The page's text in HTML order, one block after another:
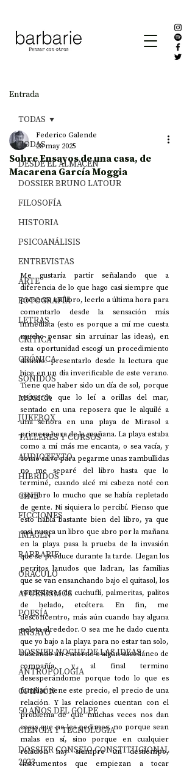
Entrada
TODAS
DESDE EL ALMACÉN
DOSSIER BRUNO LATOUR
FILOSOFÍA
HISTORIA
PSICOANÁLISIS
ENTREVISTAS
ARTE
FOTOGRAFÍA
LETRAS
CRÍTICA
CRÓNICA
SONIDOS
MÚSICA
JUKEBOX
TALLERES Y CURSOS
AUDIOTEXTO
HÍBRIDOS
CINE
FICCIONES
IMAGEN
BARBARIE
ORÁCULO
AFUERISMOS
POESÍA
ENSAYO
DOSSIER NOCHE DE LAS IDEAS
ANTROPOLOGÍA
OPINIÓN
50 AÑOS DEL GOLPE
CIENCIA Y TECNOLOGÍA
DOSSIER CONSEJO CONSTITUCIONAL
2023
TODAS
Sobre Ensayos de una casa, de
Macarena García Moggia
Federico Galende
28 may 2025
Me gustaría partir señalando que a
diferencia de lo que hago casi siempre que
presento un libro, leerlo a última hora para
comentarlo desde la sensación más
inmediata (esto es porque a mí me cuesta
mucho pensar sin arruinar las ideas), en
esta oportunidad escogí un procedimiento
distinto: presentarlo desde la lectura que
hice en un día inverificable de este verano.
Tiene que haber sido un día de sol, porque
recuerdo que lo leí a orillas del mar,
sentado en una reposera que le alquilé a
una señora en una playa de Mirasol a
primera hora de la mañana. La playa estaba
como a mí más me encanta, o sea vacía, y
como salvo para pegarme unas zambullidas
no me separé del libro hasta que lo
terminé, cuando alcé mi cabeza noté con
asombro lo mucho que se había repletado
de gente. Ni siquiera lo percibí. Pienso que
esto habla bastante bien del libro, ya que
casi nunca un libro que abro por la mañana
en la playa pasa la prueba de la invasión
que se produce durante la tarde. Llegan los
perritos lanudos que ladran, las familias
que se van ensanchando bajo el quitasol, los
vendedores de cuchuflí, palmeritas, palitos
de helado, etcétera. En fin, me
desconcentro, más aún cuando hay alguna
pelota alrededor. O sea me he dado cuenta
que yo bajo a la playa para no estar tan solo,
buscando un entorno o algún sucedáneo de
compañía, y al final termino
desesperándome porque todo lo que es
familiar tiene este precio, el precio de una
relación. Y las relaciones cuentan con el
problema de que muchas veces nos dan
cosas que no les pedimos, no porque sean
malas en sí, sino porque en cualquier
relación hay siempre un destiempo,
instrumentos que empiezan a tocar